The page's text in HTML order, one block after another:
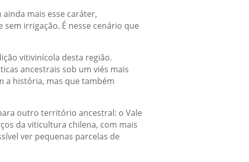
mais esse caráter,
irrigação. É nesse cenário que
vitivinícola desta região.
ancestrais sob um viés mais
a história, mas que também
outro território ancestral: o Vale
da viticultura chilena, com mais
ver pequenas parcelas de